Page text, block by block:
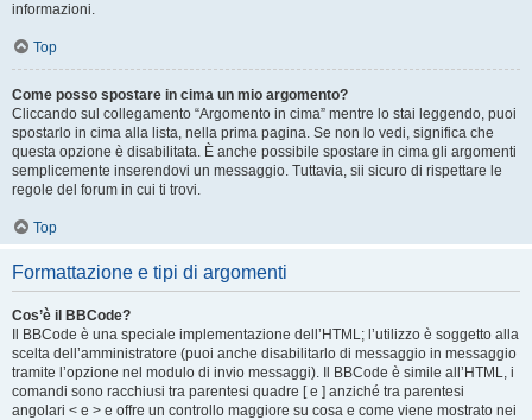
informazioni.
Top
Come posso spostare in cima un mio argomento?
Cliccando sul collegamento “Argomento in cima” mentre lo stai leggendo, puoi
spostarlo in cima alla lista, nella prima pagina. Se non lo vedi, significa che
questa opzione è disabilitata. È anche possibile spostare in cima gli argomenti
semplicemente inserendovi un messaggio. Tuttavia, sii sicuro di rispettare le
regole del forum in cui ti trovi.
Top
Formattazione e tipi di argomenti
Cos’è il BBCode?
Il BBCode è una speciale implementazione dell’HTML; l’utilizzo è soggetto alla
scelta dell’amministratore (puoi anche disabilitarlo di messaggio in messaggio
tramite l’opzione nel modulo di invio messaggi). Il BBCode è simile all’HTML, i
comandi sono racchiusi tra parentesi quadre [ e ] anziché tra parentesi
angolari < e > e offre un controllo maggiore su cosa e come viene mostrato nei